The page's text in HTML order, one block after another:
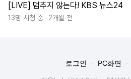
[LIVE] 멈추지 않는다! KBS 뉴스24
13명 시청 중 2개월 전
로그인 PC화면